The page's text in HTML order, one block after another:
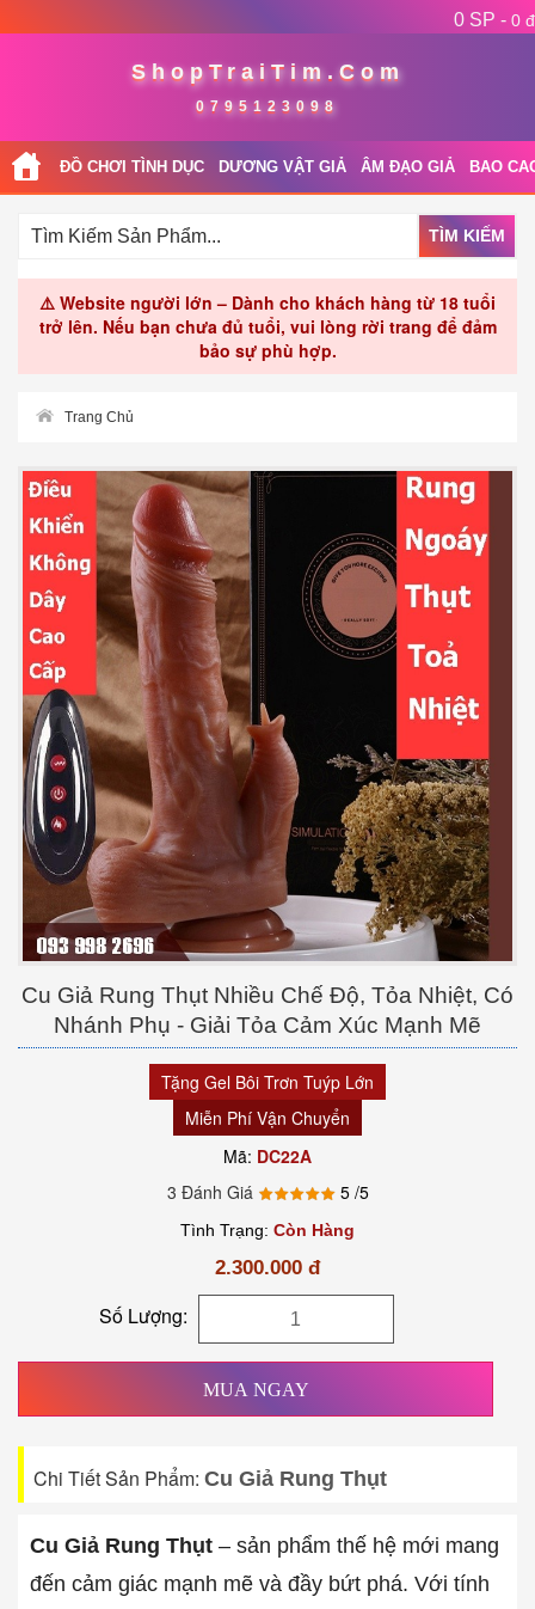
0 SP - 0 đ
ShopTraiTim.Com
0795123098
ĐỒ CHƠI TÌNH DỤC DƯƠNG VẬT GIẢ ÂM ĐẠO GIẢ BAO
TÌM KIẾM
⚠️ Website người lớn – Dành cho khách hàng từ 18 tuổi
trở lên. Nếu bạn chưa đủ tuổi, vui lòng rời trang để đảm
bảo sự phù hợp.
Trang Chủ
Cu Giả Rung Thụt Nhiều Chế Độ, Tỏa Nhiệt, Có
Nhánh Phụ - Giải Tỏa Cảm Xúc Mạnh Mẽ
Tặng Gel Bôi Trơn Tuýp Lớn
Miễn Phí Vận Chuyển
Mã: DC22A
3 Đánh Giá
5 /5
Tình Trạng: Còn Hàng
2.300.000 đ
Số Lượng:
MUA NGAY
Chi Tiết Sản Phẩm: Cu Giả Rung Thụt
Cu Giả Rung Thụt – sản phẩm thế hệ mới mang
đến cảm giác mạnh mẽ và đầy bứt phá. Với tính